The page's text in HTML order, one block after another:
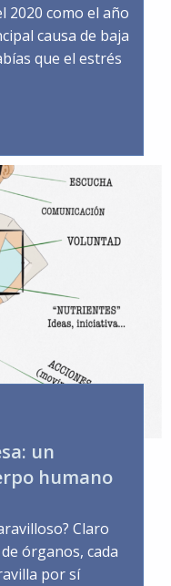
2020 como el año
causa de baja
que el estrés
un
humano
Claro
órganos, cada
por sí